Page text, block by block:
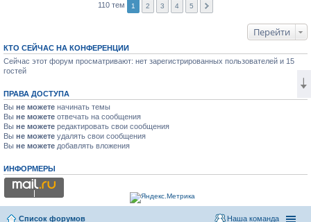
110 тем 1 2 3 4 5
Перейти
КТО СЕЙЧАС НА КОНФЕРЕНЦИИ
Сейчас этот форум просматривают: нет зарегистрированных пользователей и 15
гостей
ПРАВА ДОСТУПА
Вы не можете начинать темы
Вы не можете отвечать на сообщения
Вы не можете редактировать свои сообщения
Вы не можете удалять свои сообщения
Вы не можете добавлять вложения
ИНФОРМЕРЫ
Список форумов Наша команда